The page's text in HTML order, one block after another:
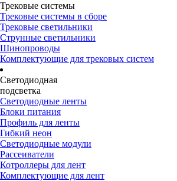
Трековые системы
Трековые системы в сборе
Трековые светильники
Струнные светильники
Шинопроводы
Комплектующие для трековых систем
Светодиодная
подсветка
Светодиодные ленты
Блоки питания
Профиль для ленты
Гибкий неон
Светодиодные модули
Рассеиватели
Котроллеры для лент
Комплектующие для лент